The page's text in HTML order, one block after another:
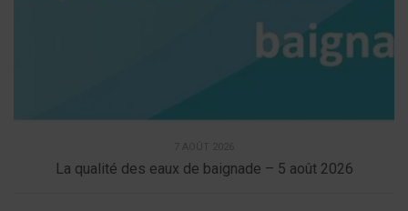
La qualité des eaux de baignade – 5 août 2026